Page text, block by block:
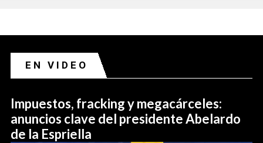
EN VIDEO
Impuestos, fracking y megacárceles:
anuncios clave del presidente Abelardo
de la Espriella